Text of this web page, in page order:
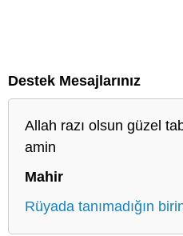
Destek Mesajlarınız
Allah razı olsun güzel
amin
Mahir
Rüyada tanımadığın